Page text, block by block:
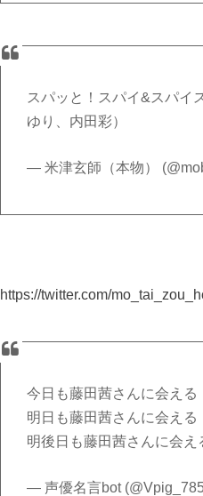
スパッと！スパイ&スパイ
ゆり、内田彩）
— 米津玄師（本物）
https://twitter.com/
今日も藤田茜さんに会える
明日も藤田茜さんに会える
明後日も藤田茜さんに会え
— 声優名言bot